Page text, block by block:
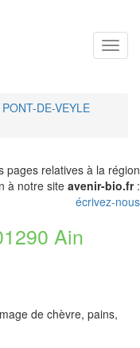
DE-VEYLE
pages relatives à la région
à notre site avenir-bio.fr:
écrivez-nous
Ain
de chèvre, pains,